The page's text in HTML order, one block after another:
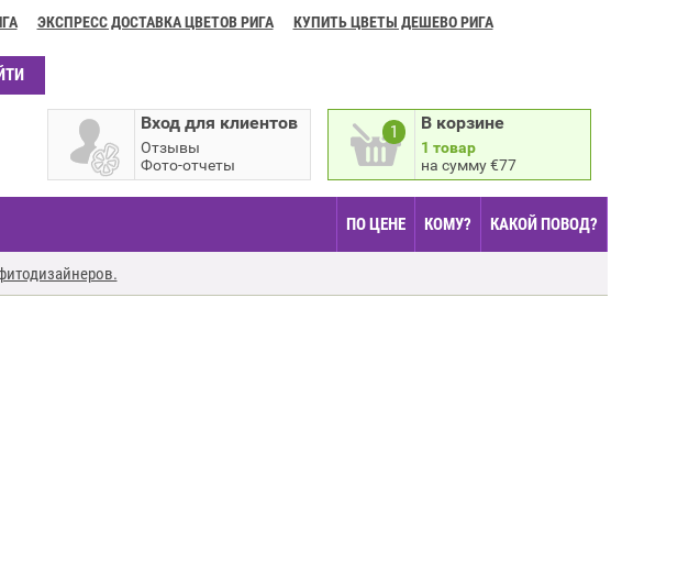
ЭКСПРЕСС ДОСТАВКА ЦВЕТОВ РИГА КУПИТЬ ЦВЕТЫ ДЕШЕВО РИГА
1 В корзине
1 товар
на сумму €77
Вход для клиентов
Отзывы
Фото-отчеты
ПО ЦЕНЕ КОМУ? КАКОЙ ПОВОД?